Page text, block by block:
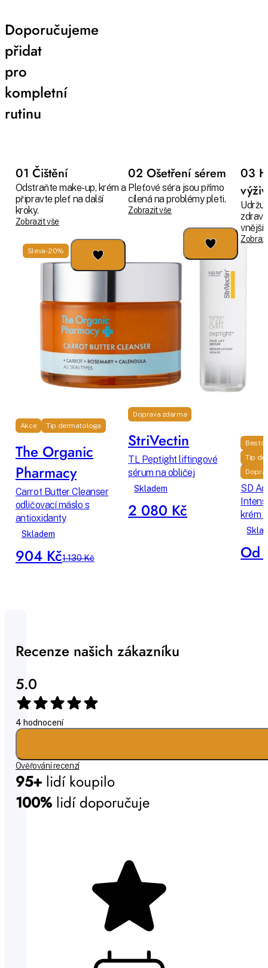
Doporučujeme
přidat
pro
kompletní
rutinu
01 Čištění
Odstraňte make-up, krém a
připravte pleť na další
kroky.
Zobrazit vše
Sleva -20%
Akce Tip dermatologa
The Organic
Pharmacy
Carrot Butter Cleanser
odličovací máslo s
antioxidanty
Skladem
904 Kč1 130 Kč
02 Ošetření sérem
Pleťové séra jsou přímo
cílená na problémy pleti.
Zobrazit vše
Doprava zdarma
StriVectin
TL Peptight liftingové
sérum na obličej
Skladem
2 080 Kč
03
Tip
SD
krém
Od
Recenze našich zákazníku
5.0
4 hodnocení
Ověřování recenzí
95+ lidí koupilo
100% lidí doporučuje